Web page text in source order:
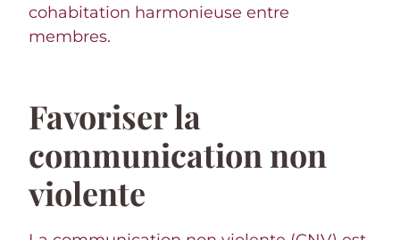
cohabitation harmonieuse entre
membres.
Favoriser la
communication non
violente